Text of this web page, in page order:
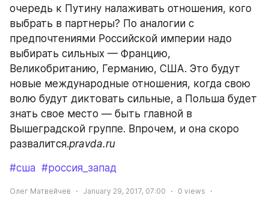
очередь к Путину налаживать отношения, кого
выбрать в партнеры? По аналогии с
предпочтениями Российской империи надо
выбирать сильных — Францию,
Великобританию, Германию, США. Это будут
новые международные отношения, когда свою
волю будут диктовать сильные, а Польша будет
знать свое место — быть главной в
Вышеградской группе. Впрочем, и она скоро
развалится.pravda.ru
#сша #россия_запад
Олег Матвейчев January 29, 2017, 07:00 0 views